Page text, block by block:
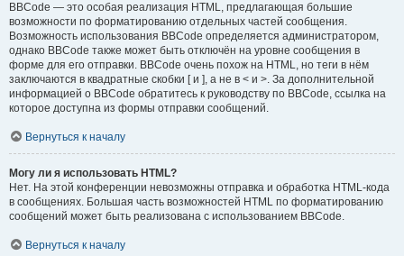
BBCode — это особая реализация HTML, предлагающая большие
возможности по форматированию отдельных частей сообщения.
Возможность использования BBCode определяется администратором,
однако BBCode также может быть отключён на уровне сообщения в
форме для его отправки. BBCode очень похож на HTML, но теги в нём
заключаются в квадратные скобки [ и ], а не в < и >. За дополнительной
информацией о BBCode обратитесь к руководству по BBCode, ссылка на
которое доступна из формы отправки сообщений.
Вернуться к началу
Могу ли я использовать HTML?
Нет. На этой конференции невозможны отправка и обработка HTML-кода
в сообщениях. Большая часть возможностей HTML по форматированию
сообщений может быть реализована с использованием BBCode.
Вернуться к началу